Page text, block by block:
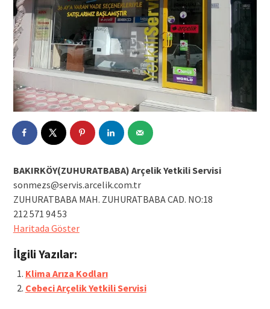
BAKIRKÖY(ZUHURATBABA) Arçelik Yetkili Servisi
sonmezs@servis.arcelik.com.tr
ZUHURATBABA MAH. ZUHURATBABA CAD. NO:18
212 571 94 53
Haritada Göster
İlgili Yazılar:
Klima Arıza Kodları
Cebeci Arçelik Yetkili Servisi